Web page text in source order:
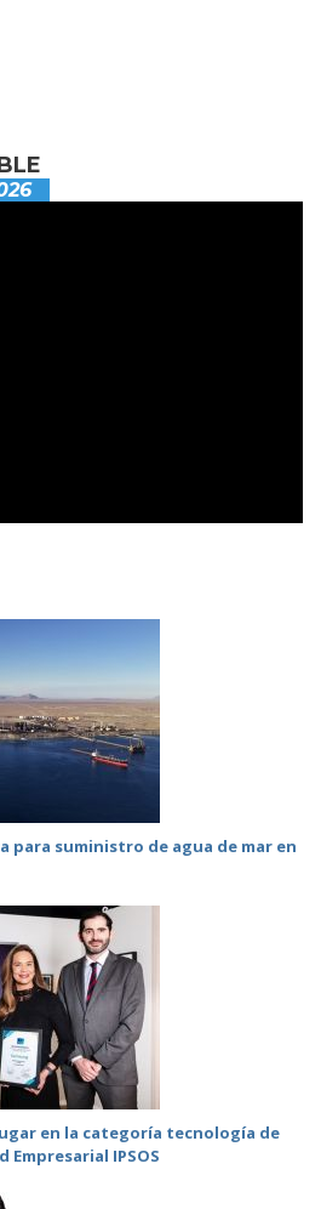
suministro de agua de mar en
en la categoría tecnología de
IPSOS